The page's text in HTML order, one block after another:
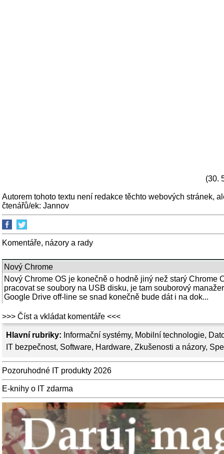
Hlavní rubriky: Informační systémy, Mobilní technologie,
IT bezpečnost, Software, Hardware, Zkušenosti a názory,
Pozoruhodné IT produkty 2026
E-knihy o IT zdarma
(30.
Autorem tohoto textu není redakce těchto webových stránek,
čtenářů/ek: Jannov
Komentáře, názory a rady
Nový Chrome
Nový Chrome OS je konečně o hodně jiný než starý Chrome
pracovat se soubory na USB disku, je tam souborový
Google Drive off-line se snad konečně bude dát i na dok...
>>> Číst a vkládat komentáře <<<